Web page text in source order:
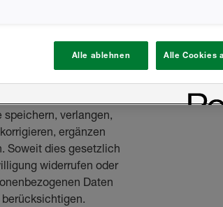
von uns
einen der
die unten stehenden
oder eine Anfrage zu
ist, können
speichern, verlangen,
ergänzen
Soweit dies gesetzlich
widerrufen oder
Daten
Alle ablehnen Alle Cookies